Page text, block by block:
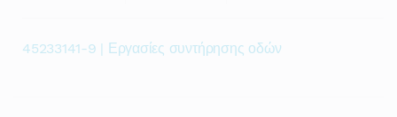
45233141-9 | Εργασίες συντήρησης οδών